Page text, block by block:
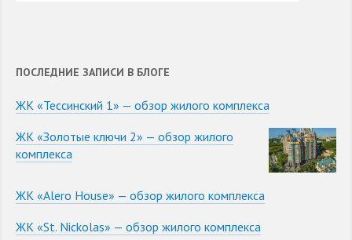
ПОСЛЕДНИЕ ЗАПИСИ В БЛОГЕ
ЖК «Тессинский 1» — обзор жилого комплекса
ЖК «Золотые ключи 2» — обзор жилого
комплекса
ЖК «Alero House» — обзор жилого комплекса
ЖК «St. Nickolas» — обзор жилого комплекса